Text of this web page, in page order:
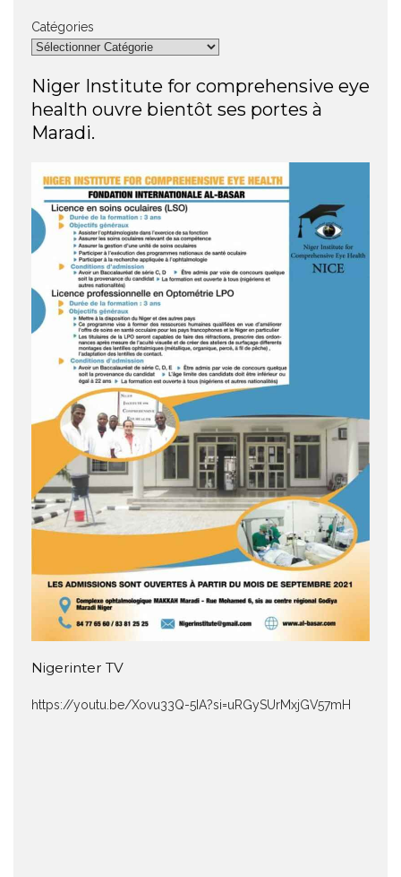
Catégories
Niger Institute for comprehensive eye
health ouvre bientôt ses portes à
Maradi.
Nigerinter TV
https://youtu.be/Xovu33Q-5IA?si=uRGySUrMxjGV57mH